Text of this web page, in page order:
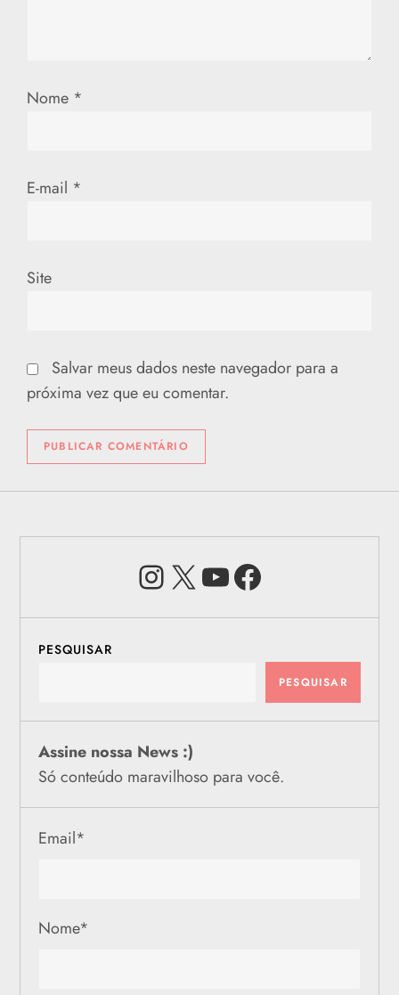
o
t
Nome *
E-mail *
Site
Salvar meus dados neste navegador para a
próxima vez que eu comentar.
Instagram
X Youtube
PESQUISAR
PESQUISAR
Assine nossa News :)
Só conteúdo maravilhoso para você.
Email*
Nome*